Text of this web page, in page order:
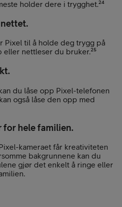
holder dere i trygghet.²⁴
Pixel til å holde deg trygg på
nettleser du bruker.²⁵
du låse opp Pixel-telefonen
også låse den opp med
for hele familien.
kameraet får kreativiteten
bakgrunnene kan du
gjør det enkelt å ringe eller